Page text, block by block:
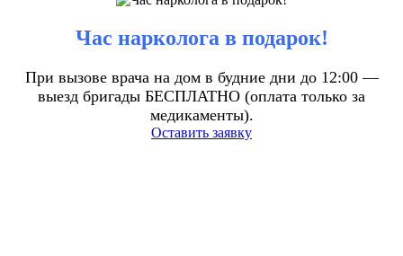
Час нарколога в подарок!
При вызове врача на дом в будние дни до 12:00 —
выезд бригады БЕСПЛАТНО (оплата только за
медикаменты).
Оставить заявку